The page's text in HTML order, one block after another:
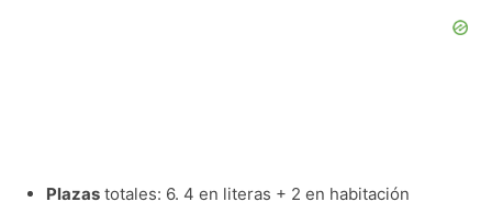
Plazastotales: 6. 4 en literas + 2 en habitación